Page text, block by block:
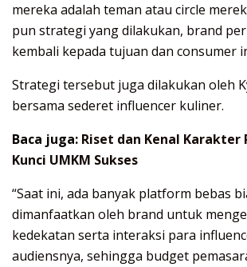
mereka adalah teman atau circle
pun strategi yang dilakukan, brand
kembali kepada tujuan dan consumer
Strategi tersebut juga dilakukan oleh
bersama sederet influencer kuliner.
Baca juga: Riset dan Kenal Karakter
Kunci UMKM Sukses
“Saat ini, ada banyak platform bebas
dimanfaatkan oleh brand untuk
kedekatan serta interaksi para
audiensnya, sehingga budget